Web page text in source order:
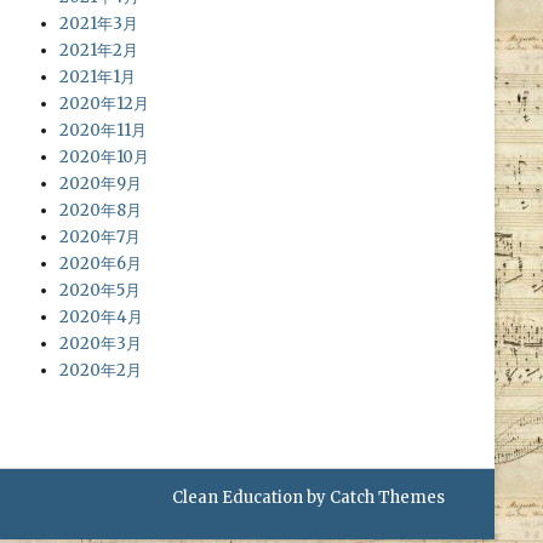
2021年3月
2021年2月
2021年1月
2020年12月
2020年11月
2020年10月
2020年9月
2020年8月
2020年7月
2020年6月
2020年5月
2020年4月
2020年3月
2020年2月
Clean Education by Catch Themes